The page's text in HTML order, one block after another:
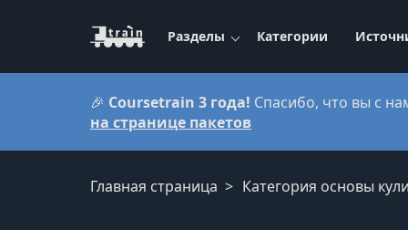
Разделы Категории
🎉 Coursetrain 3 года! Спасибо, что вы с
на странице пакетов
Главная страница Категория основы